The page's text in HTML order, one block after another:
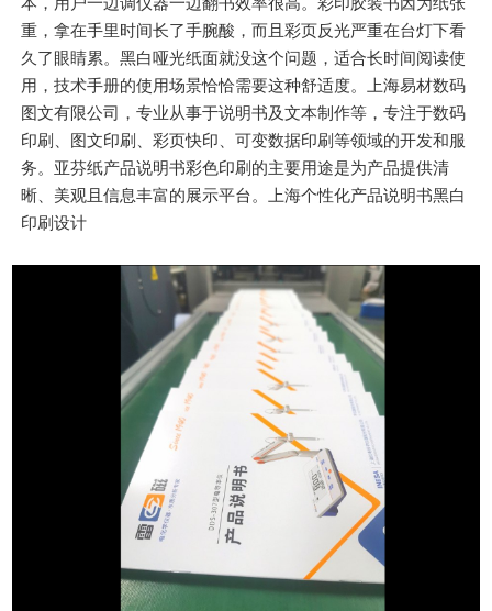
重，拿在手里时间长了手腕酸，而且彩页反光严重在台灯下看
久了眼睛累。黑白哑光纸面就没这个问题，适合长时间阅读使
用，技术手册的使用场景恰恰需要这种舒适度。上海易材数码
图文有限公司，专业从事于说明书及文本制作等，专注于数码
印刷、图文印刷、彩页快印、可变数据印刷等领域的开发和服
务。亚芬纸产品说明书彩色印刷的主要用途是为产品提供清
晰、美观且信息丰富的展示平台。上海个性化产品说明书黑白
印刷设计